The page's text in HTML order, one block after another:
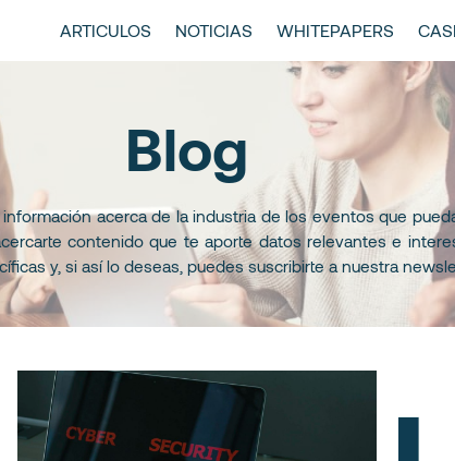
| Always Aiming Higher
NoticiasARTICULOS NOTICIAS WHITEPAPERS
Blog
acerca de la industria de los eventos que
contenido que te aporte datos relevantes e
y, si así lo deseas, puedes suscribirte a nuestra